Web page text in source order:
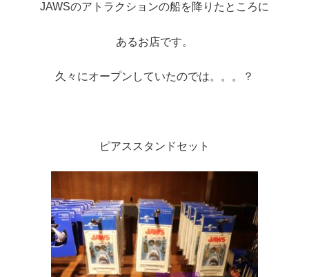
JAWSのアトラクションの船を降りたところに
あるお店です。
久々にオープンしていたのでは。。。？
ピアススタンドセット